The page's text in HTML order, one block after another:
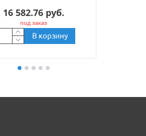
16 582.76 руб.
под заказ
В корзину